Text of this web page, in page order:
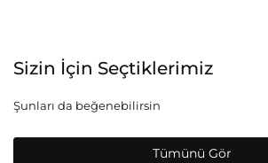
Sizin İçin Seçtiklerimiz
Şunları da beğenebilirsin
Tümünü Gör